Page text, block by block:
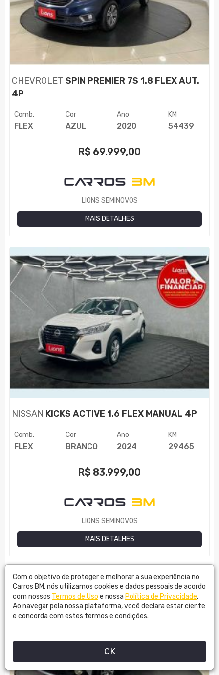
CHEVROLET SPIN PREMIER 7S 1.8 FLEX AUT.
4P
Comb.
FLEX
Cor
AZUL
Ano
2020
KM
54439
R$ 69.999,00
LIONS SEMINOVOS
MAIS DETALHES
NISSAN KICKS ACTIVE 1.6 FLEX MANUAL 4P
Comb.
FLEX
Cor
BRANCO
Ano
2024
KM
29465
R$ 83.999,00
LIONS SEMINOVOS
MAIS DETALHES
Com o objetivo de proteger e melhorar a sua experiência no
Carros BM, nós utilizamos cookies e dados pessoais de acordo
com nossos Termos de Uso e nossa Política de Privacidade.
Ao navegar pela nossa plataforma, você declara estar ciente
e concorda com estes termos e condições.
OK